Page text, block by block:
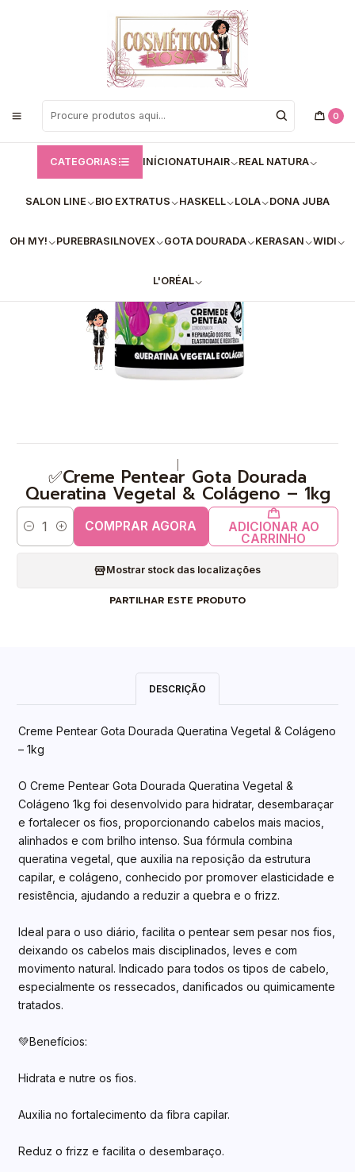
0
CATEGORIAS INÍCIONATUHAIR REAL NATURA
SALON LINE BIO EXTRATUS HASKELL LOLA DONA JUBA
OH MY! PUREBRASILNOVEX GOTA DOURADA KERASAN WIDI
L'ORÉAL
Bem vindos a Loja de Cosméticos Rosa!
Gota Dourada
✅Creme Pentear Gota Dourada Queratina Vegetal & Colágeno – 1kg
✅Creme Pentear Gota Dourada
Queratina Vegetal & Colágeno – 1kg
Quantidade ADICIONAR AO
CARRINHO
COMPRAR AGORA
Mostrar stock das localizações
PARTILHAR ESTE PRODUTO
DESCRIÇÃO
Creme Pentear Gota Dourada Queratina Vegetal & Colágeno
– 1kg
O Creme Pentear Gota Dourada Queratina Vegetal &
Colágeno 1kg foi desenvolvido para hidratar, desembaraçar
e fortalecer os fios, proporcionando cabelos mais macios,
alinhados e com brilho intenso. Sua fórmula combina
queratina vegetal, que auxilia na reposição da estrutura
capilar, e colágeno, conhecido por promover elasticidade e
resistência, ajudando a reduzir a quebra e o frizz.
Ideal para o uso diário, facilita o pentear sem pesar nos fios,
deixando os cabelos mais disciplinados, leves e com
movimento natural. Indicado para todos os tipos de cabelo,
especialmente os ressecados, danificados ou quimicamente
tratados.
💚Benefícios:
Hidrata e nutre os fios.
Auxilia no fortalecimento da fibra capilar.
Reduz o frizz e facilita o desembaraço.